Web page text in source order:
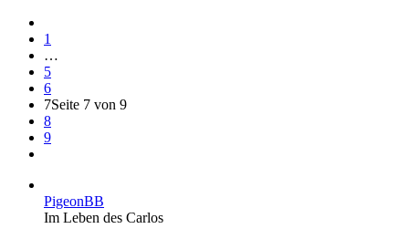
1
…
5
6
7Seite 7 von 9
8
9
PigeonBB
Im Leben des Carlos